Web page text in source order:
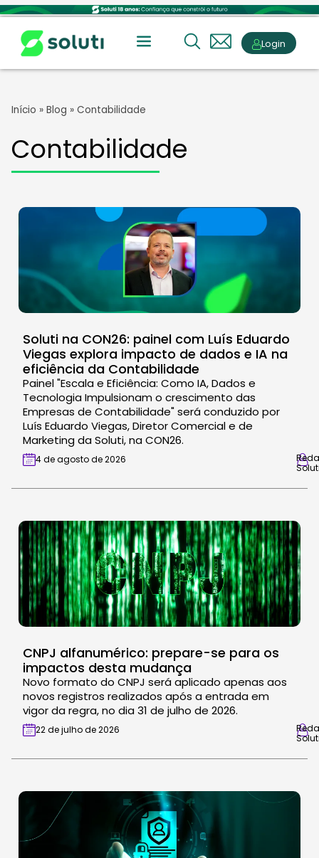
Login
Início » Blog » Contabilidade
Contabilidade
Soluti na CON26: painel com Luís Eduardo
Viegas explora impacto de dados e IA na
eficiência da Contabilidade
Painel "Escala e Eficiência: Como IA, Dados e
Tecnologia Impulsionam o crescimento das
Empresas de Contabilidade" será conduzido por
Luís Eduardo Viegas, Diretor Comercial e de
Marketing da Soluti, na CON26.
4 de agosto de 2026
CNPJ alfanumérico: prepare-se para os
impactos desta mudança
Novo formato do CNPJ será aplicado apenas aos
novos registros realizados após a entrada em
vigor da regra, no dia 31 de julho de 2026.
22 de julho de 2026